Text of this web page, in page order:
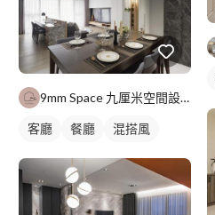
9mm Space 九厘米空間設計
客廳 餐廳 混搭風